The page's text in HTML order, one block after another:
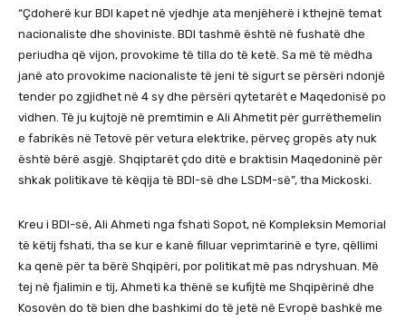
“Çdoherë kur BDI kapet në vjedhje ata menjëherë i kthejnë temat
nacionaliste dhe shoviniste. BDI tashmë është në fushatë dhe
periudha që vijon, provokime të tilla do të ketë. Sa më të mëdha
janë ato provokime nacionaliste të jeni të sigurt se përsëri ndonjë
tender po zgjidhet në 4 sy dhe përsëri qytetarët e Maqedonisë po
vidhen. Të ju kujtojë në premtimin e Ali Ahmetit për gurrëthemelin
e fabrikës në Tetovë për vetura elektrike, përveç gropës aty nuk
është bërë asgjë. Shqiptarët çdo ditë e braktisin Maqedoninë për
shkak politikave të këqija të BDI-së dhe LSDM-së”, tha Mickoski.
Kreu i BDI-së, Ali Ahmeti nga fshati Sopot, në Kompleksin Memorial
të këtij fshati, tha se kur e kanë filluar veprimtarinë e tyre, qëllimi
ka qenë për ta bërë Shqipëri, por politikat më pas ndryshuan. Më
tej në fjalimin e tij, Ahmeti ka thënë se kufijtë me Shqipërinë dhe
Kosovën do të bien dhe bashkimi do të jetë në Evropë bashkë me